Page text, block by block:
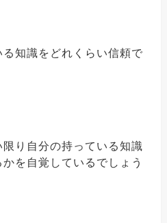
知識をどれくらい信頼で
り自分の持っている知識
を自覚しているでしょう